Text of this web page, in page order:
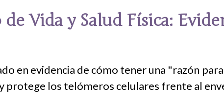
Vida y Salud Física:
en evidencia de cómo tener una "razón
protege los telómeros celulares frente al